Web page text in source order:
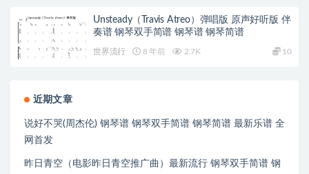
Unsteady（Travis Atreo）弹唱版 原声好听版 伴
奏谱 钢琴双手简谱 钢琴谱 钢琴简谱
世界流行 8 年前 2.7K 10
近期文章
说好不哭(周杰伦) 钢琴谱 钢琴双手简谱 钢琴简谱 最新乐谱 全
网首发
昨日青空（电影昨日青空推广曲）最新流行 钢琴双手简谱 钢